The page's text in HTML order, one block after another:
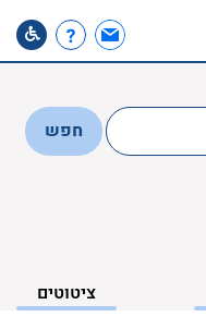
חפש
ציטוטים